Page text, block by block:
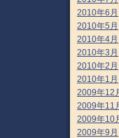
2010年6月
2010年5月
2010年4月
2010年3月
2010年2月
2010年1月
2009年12
2009年11
2009年10
2009年9月